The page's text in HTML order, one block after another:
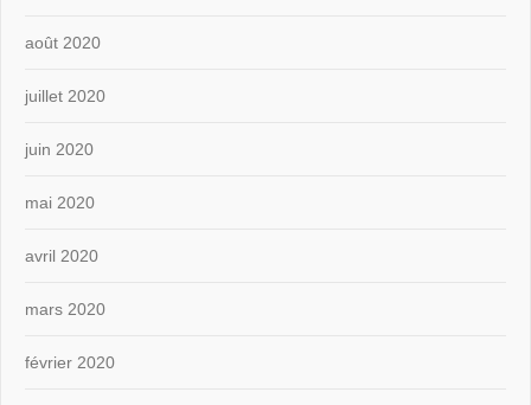
août 2020
juillet 2020
juin 2020
mai 2020
avril 2020
mars 2020
février 2020